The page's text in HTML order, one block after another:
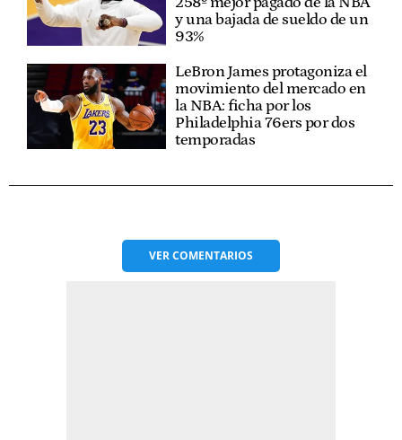
y una bajada de sueldo de un
93%
LeBron James protagoniza el
movimiento del mercado en
la NBA: ficha por los
Philadelphia 76ers por dos
temporadas
VERCOMENTARIOS